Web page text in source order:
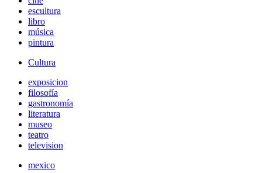
escultura
libro
música
pintura
Cultura
exposicion
filosofía
gastronomía
literatura
museo
teatro
television
mexico